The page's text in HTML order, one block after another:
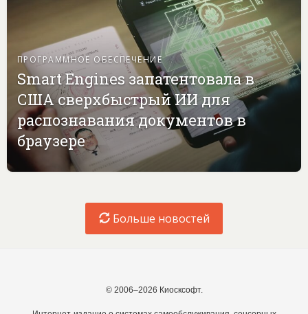
ПРОГРАММНОЕ ОБЕСПЕЧЕНИЕ
Smart Engines запатентовала в
США сверхбыстрый ИИ для
распознавания документов в
браузере
Больше новостей
© 2006–2026 Киосксофт.